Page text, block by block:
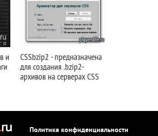
и
CSSbzip2 - предназначена
для создания .bzip2-
архивов на серверах CSS
Политика конфиденциальности